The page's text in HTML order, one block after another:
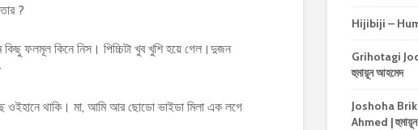
?
কিছু ফলমূল কিনে নিস। পিচ্চিটা খুব খুশি হয়ে গেল।দুজন
ওইহানে থাকি। মা, আমি আর ছোডো ভাইডা মিলা এক লগে
Hijibiji –
Grihotagi
হুমায়ূন আহমেদ
Joshoha
Ahmed |